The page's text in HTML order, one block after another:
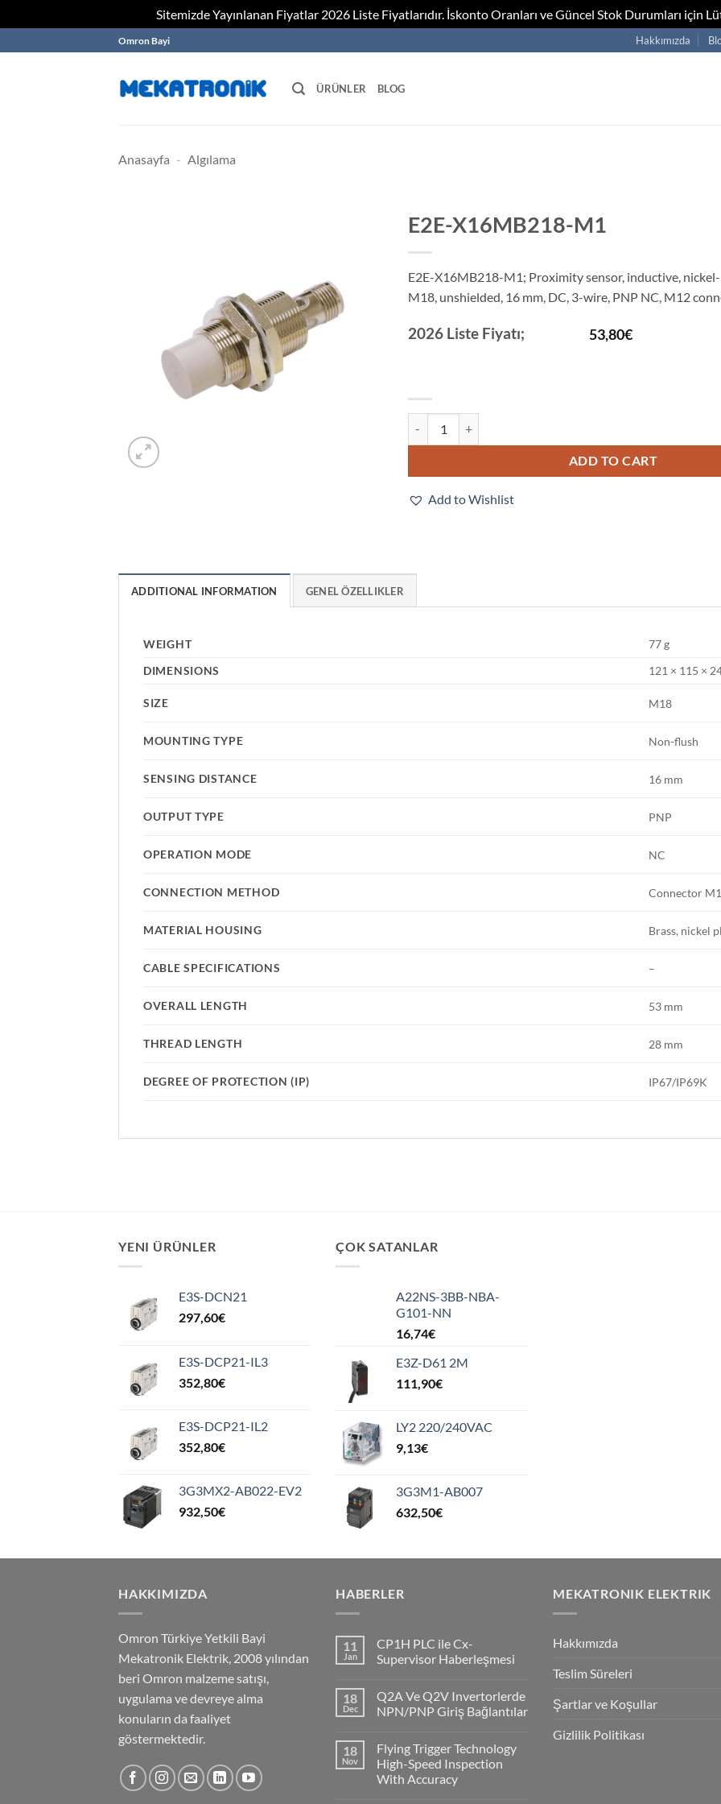
Sitemizde Yayınlanan Fiyatlar 2026 Liste Fiyatlarıdır. İskonto Oranları ve Güncel Stok Durumları için
to
Omron Bayi Hakkımızda
ÜRÜNLER BLOG
Anasayfa - Algılama
E2E-X16MB218-M1
E2E-X16MB218-M1; Proximity sensor, inductive,
M18, unshielded, 16 mm, DC, 3-wire, PNP NC, M12
2026 Liste Fiyatı; 53,80€
ADD TO CART
Add to Wishlist
ADDITIONAL INFORMATION GENEL ÖZELLIKLER
WEIGHT
77 g
DIMENSIONS
121 × 115 ×
SIZE M18
MOUNTING TYPE Non-flush
SENSING DISTANCE 16 mm
OUTPUT TYPE PNP
OPERATION MODE NC
CONNECTION METHOD Connector
MATERIAL HOUSING Brass, nickel
CABLE SPECIFICATIONS –
OVERALL LENGTH 53 mm
THREAD LENGTH 28 mm
DEGREE OF PROTECTION (IP) IP67/IP69K
YENI ÜRÜNLER
E3S-DCN21
297,60€
E3S-DCP21-IL3
352,80€
E3S-DCP21-IL2
352,80€
3G3MX2-AB022-EV2
932,50€
ÇOK SATANLAR
A22NS-3BB-NBA-
G101-NN
16,74€
E3Z-D61 2M
111,90€
LY2 220/240VAC
9,13€
3G3M1-AB007
632,50€
HAKKIMIZDA
Omron Türkiye Yetkili Bayi
Mekatronik Elektrik, 2008 yılından
beri Omron malzeme satışı,
uygulama ve devreye alma
konuların da faaliyet
göstermektedir.
HABERLER
11
Jan
CP1H PLC ile Cx-
Supervisor Haberleşmesi
on
CP1H
PLC
Supervisor
Haberleşmesi
18
Dec
Q2A Ve Q2V Invertorlerde
NPN/PNP Giriş Bağlantılar
on
Q2A
Ve
Q2V
18
Nov
Flying Trigger Technology
High-Speed Inspection
With Accuracy
MEKATRONIK ELEKTRIK
Hakkımızda
Teslim Süreleri
Şartlar ve Koşullar
Gizlilik Politikası